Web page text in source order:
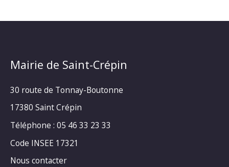
Mairie de Saint-Crépin
30 route de Tonnay-Boutonne
17380 Saint Crépin
Téléphone : 05 46 33 23 33
Code INSEE 17321
Nous contacter